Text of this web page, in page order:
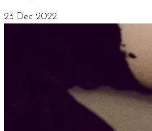
23 Dec 2022